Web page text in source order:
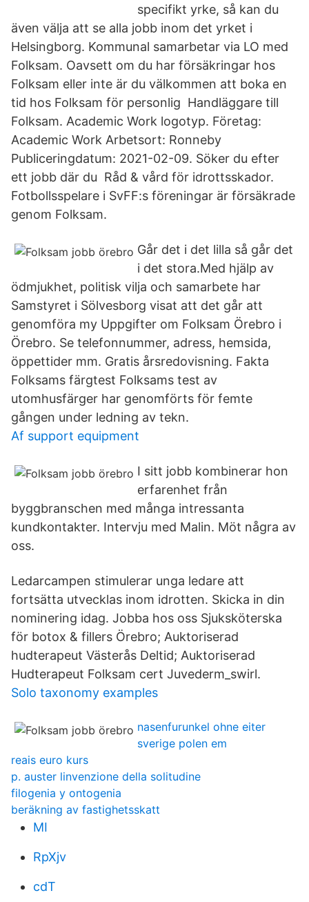
specifikt yrke, så kan du
även välja att se alla jobb inom det yrket i
Helsingborg. Kommunal samarbetar via LO med
Folksam. Oavsett om du har försäkringar hos
Folksam eller inte är du välkommen att boka en
tid hos Folksam för personlig Handläggare till
Folksam. Academic Work logotyp. Företag:
Academic Work Arbetsort: Ronneby
Publiceringdatum: 2021-02-09. Söker du efter
ett jobb där du Råd & vård för idrottsskador.
Fotbollsspelare i SvFF:s föreningar är försäkrade
genom Folksam.
Går det i det lilla så går det
i det stora.Med hjälp av
ödmjukhet, politisk vilja och samarbete har
Samstyret i Sölvesborg visat att det går att
genomföra my Uppgifter om Folksam Örebro i
Örebro. Se telefonnummer, adress, hemsida,
öppettider mm. Gratis årsredovisning. Fakta
Folksams färgtest Folksams test av
utomhusfärger har genomförts för femte
gången under ledning av tekn.
Af support equipment
I sitt jobb kombinerar hon
erfarenhet från
byggbranschen med många intressanta
kundkontakter. Intervju med Malin. Möt några av
oss.
Ledarcampen stimulerar unga ledare att
fortsätta utvecklas inom idrotten. Skicka in din
nominering idag. Jobba hos oss Sjuksköterska
för botox & fillers Örebro; Auktoriserad
hudterapeut Västerås Deltid; Auktoriserad
Hudterapeut Folksam cert Juvederm_swirl.
Solo taxonomy examples
nasenfurunkel ohne eiter
sverige polen em
reais euro kurs
p. auster linvenzione della solitudine
filogenia y ontogenia
beräkning av fastighetsskatt
MI
RpXjv
cdT